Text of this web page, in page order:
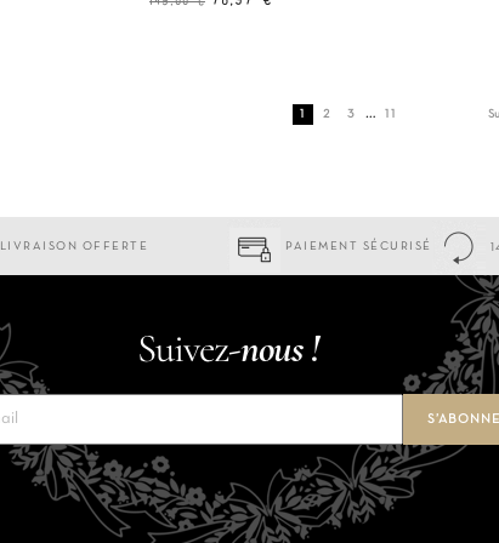
2 3 …
LIVRAISON OFFERTE PAIEMENT SÉCURISÉ
Suivez-nous !